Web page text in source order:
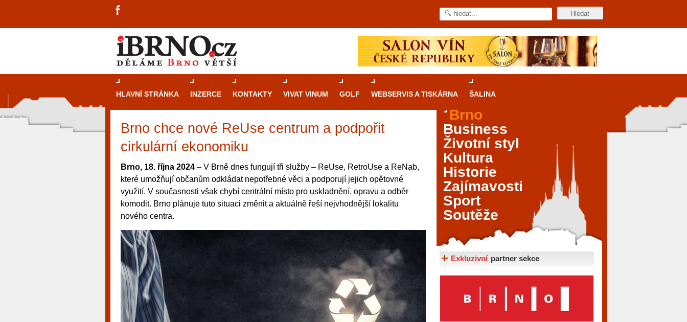
HLAVNÍ STRÁNKA INZERCE KONTAKTY VIVAT VINUM GOLF WEBSERVIS A TISKÁRNA ŠALINA
Brno chce nové ReUse centrum a podpořit
cirkulární ekonomiku
Brno, 18. října 2024 – V Brně dnes fungují tři služby – ReUse, RetroUse a ReNab,
které umožňují občanům odkládat nepotřebné věci a podporují jejich opětovné
využití. V současnosti však chybí centrální místo pro uskladnění, opravu a odběr
komodit. Brno plánuje tuto situaci změnit a aktuálně řeší nejvhodnější lokalitu
nového centra.
Průvodcekasinovými hrami v Brně: Od
Brno je městem známým pro zajímavé památky, skvělé
restaurace, divadla a univerzity. Mimo jiné je ale také
místem, kde si můžete legálně a bezpečně vyzkoušet
různé kasinové hry. V neustále kvetoucí moravské
metropoli naleznete širokou nabídku her od klasické
Brno
Business
Životní styl
Kultura
Historie
Zajímavosti
Sport
Soutěže
Exkluzivní partner sekce